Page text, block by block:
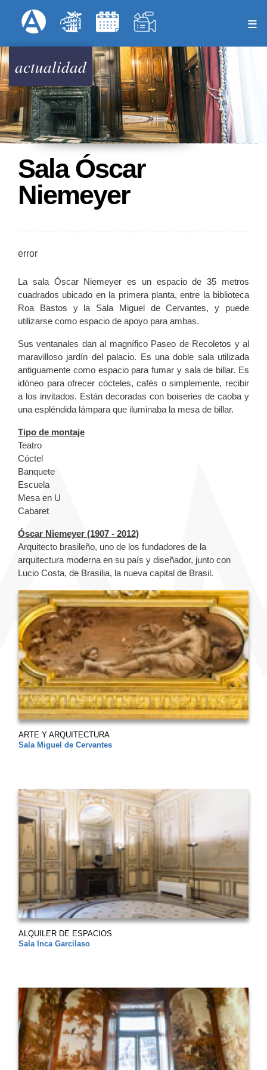
al
principal
Menú Superior
actualidad
Sala Óscar
Niemeyer
error
La sala Óscar Niemeyer es un espacio de 35 metros
cuadrados ubicado en la primera planta, entre la biblioteca
Roa Bastos y la Sala Miguel de Cervantes, y puede
utilizarse como espacio de apoyo para ambas.
Sus ventanales dan al magnífico Paseo de Recoletos y al
maravilloso jardín del palacio. Es una doble sala utilizada
antiguamente como espacio para fumar y sala de billar. Es
idóneo para ofrecer cócteles, cafés o simplemente, recibir
a los invitados. Están decoradas con boiseries de caoba y
una espléndida lámpara que iluminaba la mesa de billar.
Tipo de montaje
Teatro
Cóctel
Banquete
Escuela
Mesa en U
Cabaret
Óscar Niemeyer (1907 - 2012)
Arquitecto brasileño, uno de los fundadores de la
arquitectura moderna en su país y diseñador, junto con
Lucio Costa, de Brasilia, la nueva capital de Brasil.
ARTE Y ARQUITECTURA
Sala Miguel de Cervantes
ALQUILER DE ESPACIOS
Sala Inca Garcilaso